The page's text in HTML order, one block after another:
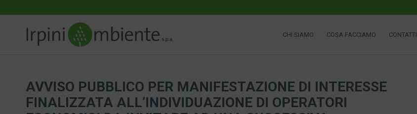
CHI SIAMO COSA FACCIAMO CONTATTI
AVVISO PUBBLICO PER MANIFESTAZIONE DI INTERESSE
FINALIZZATA ALL’INDIVIDUAZIONE DI OPERATORI